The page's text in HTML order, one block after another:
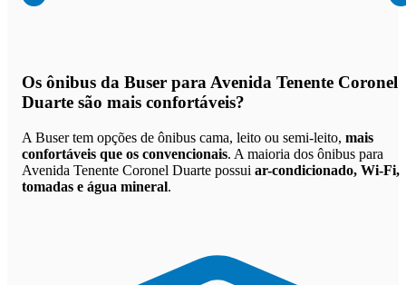
Os ônibus da Buser para Avenida Tenente Coronel
Duarte são mais confortáveis?
A Buser tem opções de ônibus cama, leito ou semi-leito, mais
confortáveis que os convencionais. A maioria dos ônibus para
Avenida Tenente Coronel Duarte possui ar-condicionado, Wi-Fi,
tomadas e água mineral.